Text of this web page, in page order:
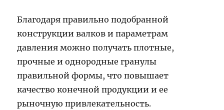
Благодаря правильно подобранной
конструкции валков и параметрам
давления можно получать плотные,
прочные и однородные гранулы
правильной формы, что повышает
качество конечной продукции и ее
рыночную привлекательность.